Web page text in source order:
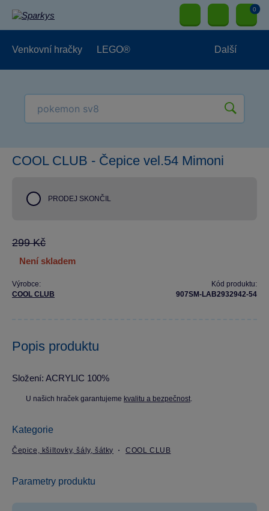
0
Venkovní hračky LEGO® Další
COOL CLUB - Čepice vel.54 Mimoni
PRODEJ SKONČIL
299 Kč
není skladem
Výrobce:
COOL CLUB
Kód produktu:
907SM-LAB2932942-54
Popis produktu
Složení: ACRYLIC 100%
U našich hraček garantujeme kvalitu a bezpečnost.
Kategorie
Čepice, kšiltovky, šály, šátky COOL CLUB
Parametry produktu